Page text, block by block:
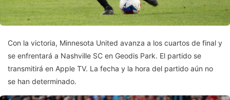
Con la victoria, Minnesota United avanza a los cuartos de final y
se enfrentará a Nashville SC en Geodis Park. El partido se
transmitirá en Apple TV. La fecha y la hora del partido aún no
se han determinado.